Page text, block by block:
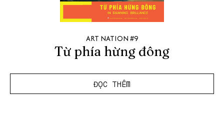
ART NATION #9
Từ phía hừng đông
ĐỌC THÊM